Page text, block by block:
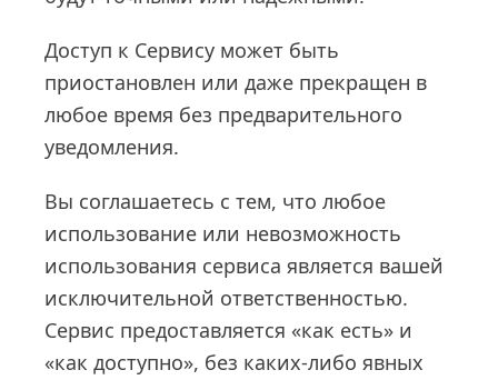
Доступ к Сервису может быть
приостановлен или даже прекращен в
любое время без предварительного
уведомления.
Вы соглашаетесь с тем, что любое
использование или невозможность
использования сервиса является вашей
исключительной ответственностью.
Сервис предоставляется «как есть» и
«как доступно», без каких-либо явных